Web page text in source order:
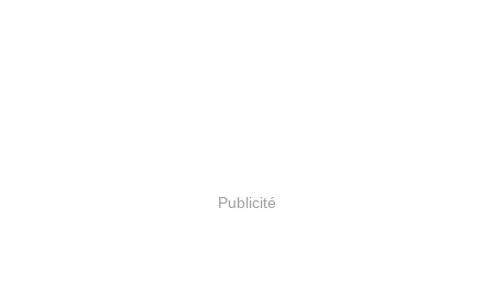
Publicité